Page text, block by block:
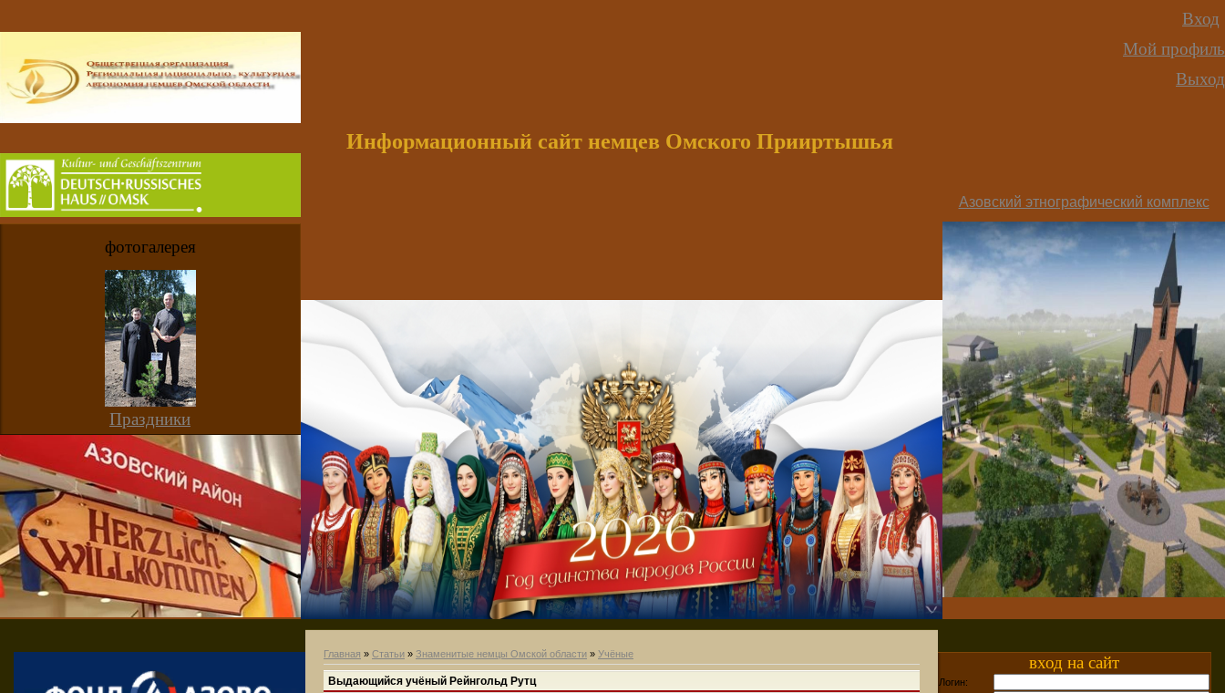
Вход
Мой профиль
Выход
фотогалерея
Праздники
Информационный сайт немцев Омского Прииртышья
Азовский этнографический комплекс
Главная » Статьи » Знаменитые немцы Омской области » Учёные
Выдающийся учёный Рейнгольд Рутц
вход на сайт
Логин: